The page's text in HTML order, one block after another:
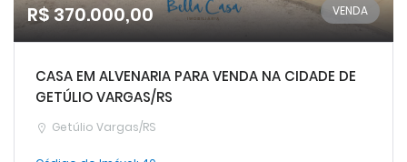
R$ 370.000,00 VENDA
CASA EM ALVENARIA PARA VENDA NA CIDADE DE
GETÚLIO VARGAS/RS
Getúlio Vargas/RS